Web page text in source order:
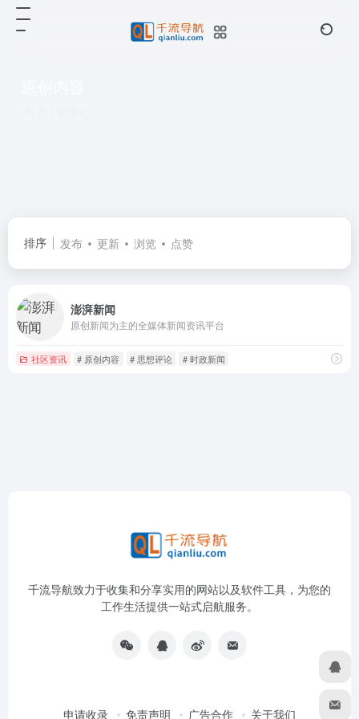
排序 发布 更新 浏览 点赞
澎湃新闻
原创新闻为主的全媒体新闻资讯平台
社区资讯 # 原创内容 # 思想评论 # 时政新闻
千流导航致力于收集和分享实用的网站以及软件工具，为您的
工作生活提供一站式启航服务。
申请收录 免责声明 广告合作 关于我们